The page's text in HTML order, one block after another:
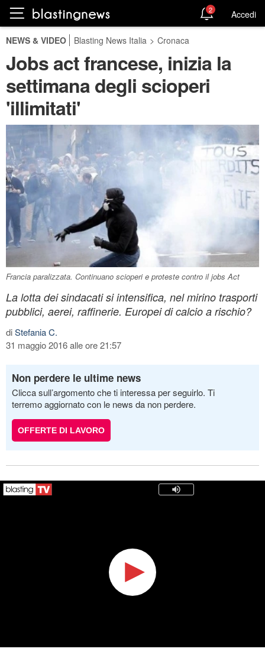
2 Accedi
NEWS & VIDEO Blasting News Italia > Cronaca
Jobs act francese, inizia la
settimana degli scioperi
'illimitati'
Francia paralizzata. Continuano scioperi e proteste contro il jobs Act
La lotta dei sindacati si intensifica, nel mirino trasporti
pubblici, aerei, raffinerie. Europei di calcio a rischio?
diStefania C.
31 maggio 2016 alle ore 21:57
Non perdere le ultime news
Clicca sull’argomento che ti interessa per seguirlo. Ti
terremo aggiornato con le news da non perdere.
OFFERTE DI LAVORO